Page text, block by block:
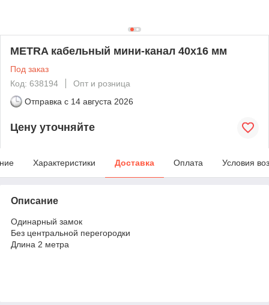
METRA кабельный мини-канал 40х16 мм
Под заказ
Код: 638194
Опт и розница
Отправка с 14 августа 2026
Цену уточняйте
Характеристики Доставка Оплата Условия
Описание
Одинарный замок
Без центральной перегородки
Длина 2 метра